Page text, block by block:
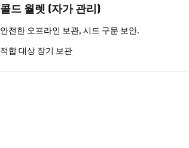
콜드 월렛 (자가 관리)
안전한 오프라인 보관, 시드 구문 보안.
적합 대상 장기 보관